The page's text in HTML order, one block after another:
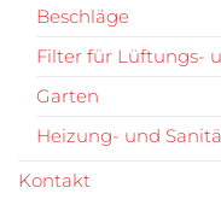
Beschläge
Filter für Lüftungs-
Garten
Heizung- und
Kontakt